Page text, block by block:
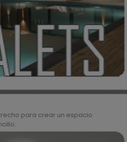
para crear un espacio